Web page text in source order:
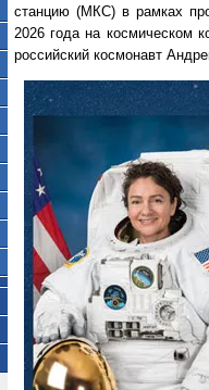
станцию (МКС) в рамках
2026 года на космическом
российский космонавт